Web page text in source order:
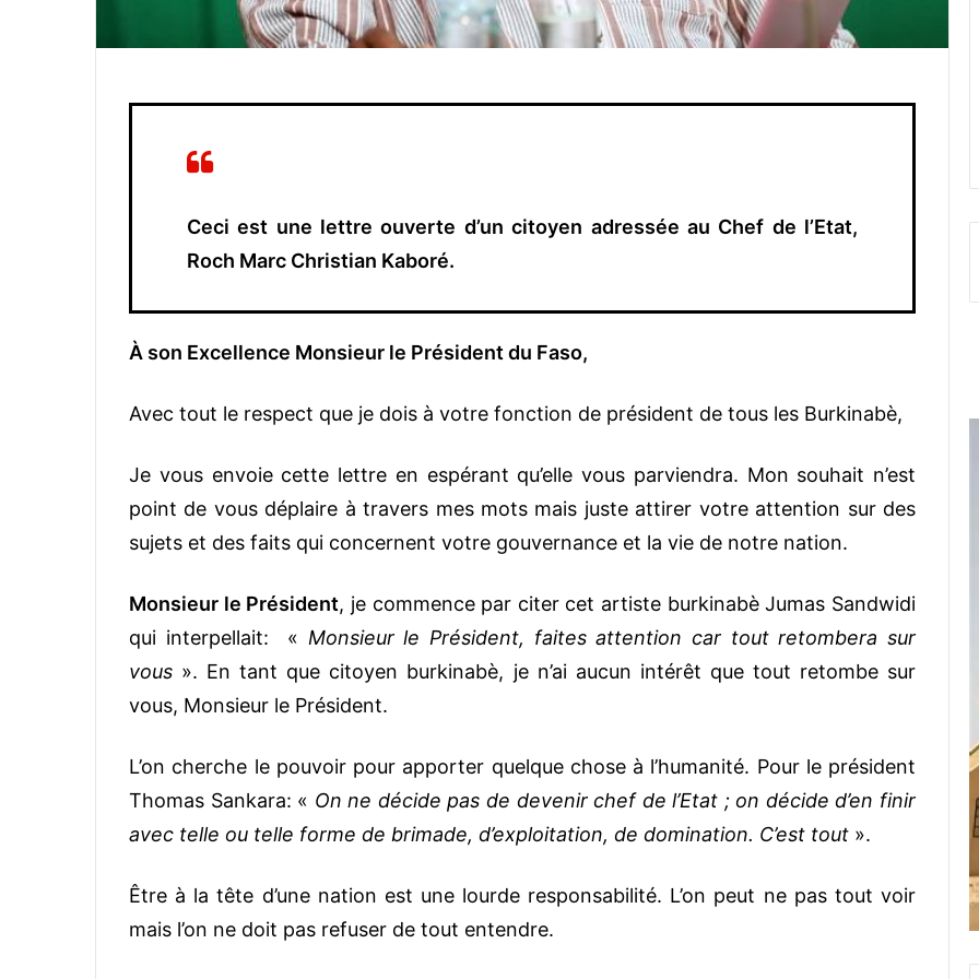
Ceci est une lettre ouverte d’un citoyen adressée au Chef de l’Etat,
Roch Marc Christian Kaboré.
À son Excellence Monsieur le Président du Faso,
Avec tout le respect que je dois à votre fonction de président de tous les Burkinabè,
Je vous envoie cette lettre en espérant qu’elle vous parviendra. Mon souhait n’est
point de vous déplaire à travers mes mots mais juste attirer votre attention sur des
sujets et des faits qui concernent votre gouvernance et la vie de notre nation.
Monsieur le Président, je commence par citer cet artiste burkinabè Jumas Sandwidi
qui interpellait: « Monsieur le Président, faites attention car tout retombera sur
vous ». En tant que citoyen burkinabè, je n’ai aucun intérêt que tout retombe sur
vous, Monsieur le Président.
L’on cherche le pouvoir pour apporter quelque chose à l’humanité. Pour le président
Thomas Sankara: « On ne décide pas de devenir chef de l’Etat ; on décide d’en finir
avec telle ou telle forme de brimade, d’exploitation, de domination. C’est tout ».
Être à la tête d’une nation est une lourde responsabilité. L’on peut ne pas tout voir
mais l’on ne doit pas refuser de tout entendre.